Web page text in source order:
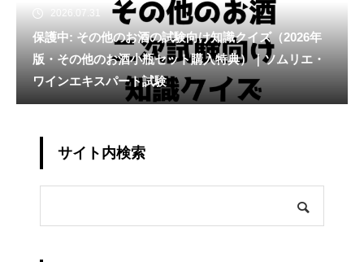
2026.07.31
保護中: その他のお酒の試験向け知識クイズ（2026年
版・その他のお酒小瓶セット購入特典）｜ソムリエ・
ワインエキスパート試験
サイト内検索